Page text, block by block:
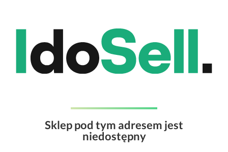
Sklep pod tym adresem jest
niedostępny